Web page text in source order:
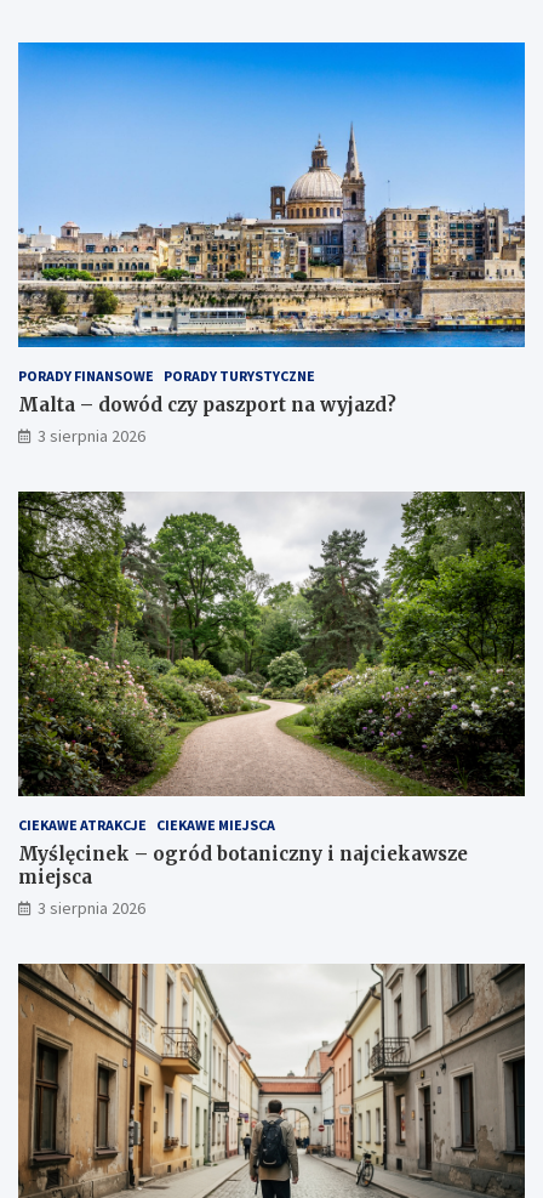
PORADY FINANSOWE PORADY TURYSTYCZNE
Malta – dowód czy paszport na wyjazd?
3 sierpnia 2026
CIEKAWE ATRAKCJE CIEKAWE MIEJSCA
Myślęcinek – ogród botaniczny i najciekawsze
miejsca
3 sierpnia 2026